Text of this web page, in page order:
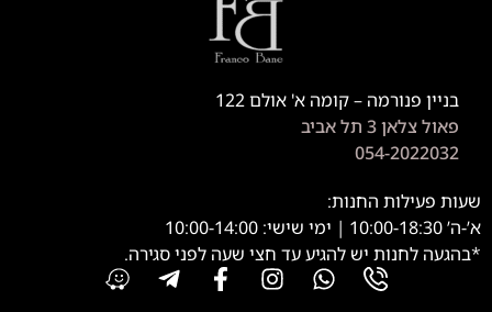
בניין פנורמה – קומה א' אולם 122
פאול צלאן 3 תל אביב
054-2022032
שעות פעילות החנות:
א’-ה’ 10:00-18:30 | ימי שישי: 10:00-14:00
*בהגעה לחנות יש להגיע עד חצי שעה לפני סגירה.